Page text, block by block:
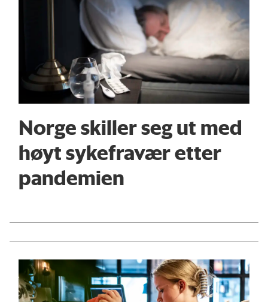
Norge skiller seg ut med
høyt sykefravær etter
pandemien